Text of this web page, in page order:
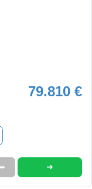
79.810 €
➦ ➜